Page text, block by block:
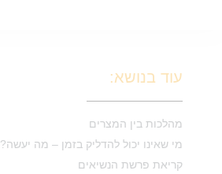
עוד בנושא:
מהלכות בין המצרים
מי שאינו יכול להדליק בזמן – מה יעשה?
קריאת פרשת הנשיאים